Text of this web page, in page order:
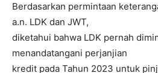
Berdasarkan permintaan
a.n. LDK dan JWT,
diketahui bahwa LDK pernah
menandatangani perjanjian
kredit pada Tahun 2023 untuk